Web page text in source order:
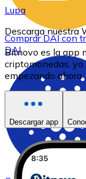
ComprarDAIcon
DAI
Lupa
Descarga nuestra
Bitnovo es la app
criptomonedas, ya
empezando ahora.
Descargar app